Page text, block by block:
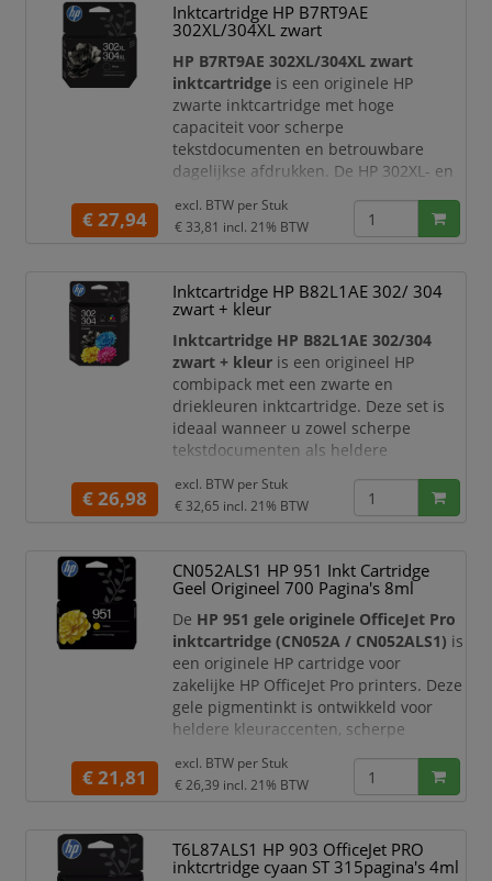
Met een inhoud van 3,5 ml en een
capaciteit van circa 170 pagina's is
deze standaardcapa
Inktcartridge HP B7RT9AE
302XL/304XL zwart
HP B7RT9AE 302XL/304XL zwart
inktcartridge is een originele HP
zwarte inktcartridge met hoge
capaciteit voor scherpe
tekstdocumenten en betrouwbare
dagelijkse afdrukken. De HP 302XL- en
samengevoegd tot één cartridge,
waardoor deze nieuwe HP 302XL/304XL
meerdere HP printerseries. U profiteert
van de vertrouwde HP kwaliteit,
afdrukresultaten voor thuis,
€ 27,94
excl. BTW per Stuk
€ 33,81 incl. 21% BTW
Inktcartridge HP B82L1AE 302/ 304
zwart + kleur
Inktcartridge HP B82L1AE 302/304
zwart + kleur is een origineel HP
combipack met een zwarte en
driekleuren inktcartridge. Deze set is
ideaal wanneer u zowel scherpe
tekstdocumenten als heldere
de betrouwbare HP printkwaliteit is dit
multipack geschikt voor dagelijks
kantoor.
Met de HP 302/304 cartridges print u
documenten, formulieren, verslagen,
afbeeldingen en foto’s me
€ 26,98
excl. BTW per Stuk
€ 32,65 incl. 21% BTW
CN052ALS1 HP 951 Inkt Cartridge
Geel Origineel 700 Pagina's 8ml
De HP 951 gele originele OfficeJet Pro
inktcartridge (CN052A / CN052ALS1) is
een originele HP cartridge voor
zakelijke HP OfficeJet Pro printers. Deze
gele pigmentinkt is ontwikkeld voor
heldere kleuraccenten, scherpe
afdrukkwaliteit. De cartridge is zeer
geschikt voor rapporten, presentaties,
administratieve documenten en
dagelijkse kleurenprints.
€ 21,81
excl. BTW per Stuk
€ 26,39 incl. 21% BTW
T6L87ALS1 HP 903 OfficeJet PRO
inktcrtridge cyaan ST 315pagina's 4ml